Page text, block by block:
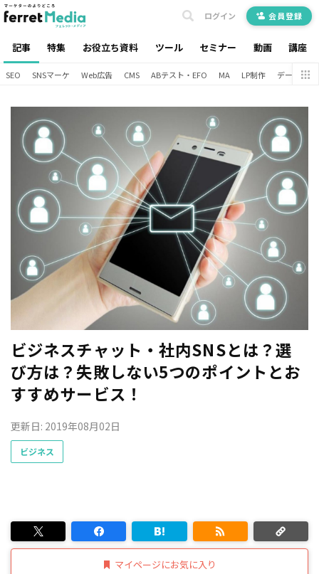
記事 特集 お役立ち資料 ツール セミナー 動画 講座
ログイン 会員登録
SEO SNSマーケ Web広告 CMS ABテスト・EFO MA LP制作 データ分析
ビジネスチャット・社内SNSとは？選
び方は？失敗しない5つのポイントとお
すすめサービス！
更新日: 2019年08月02日
ビジネス
マイページにお気に入り